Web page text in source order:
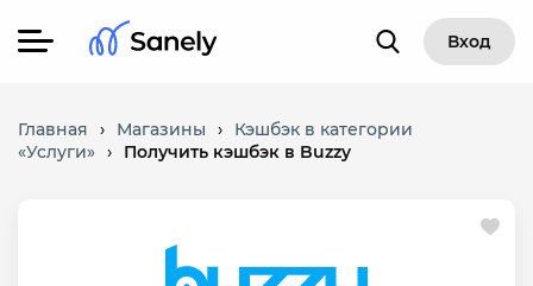
Вход
Главная › Магазины ›
Кэшбэк в категории
«Услуги» › Получить кэшбэк в Buzzy